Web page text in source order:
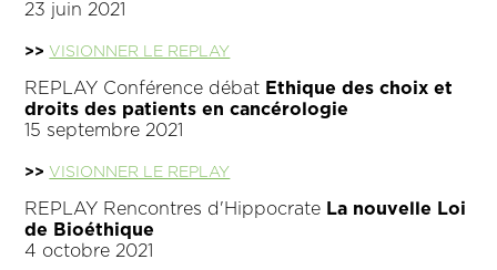
23 juin 2021
>> VISIONNER LE REPLAY
REPLAY Conférence débat Ethique des choix et
droits des patients en cancérologie
15 septembre 2021
>> VISIONNER LE REPLAY
REPLAY Rencontres d'Hippocrate La nouvelle Loi
de Bioéthique
4 octobre 2021